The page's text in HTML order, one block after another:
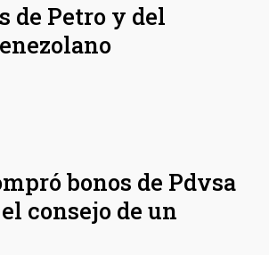
de Petro y del
bonos de Pdvsa
consejo de un